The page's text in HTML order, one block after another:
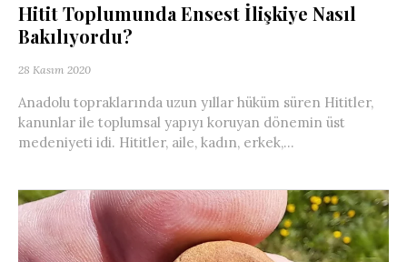
Hitit Toplumunda Ensest İlişkiye Nasıl
Bakılıyordu?
28 Kasım 2020
Anadolu topraklarında uzun yıllar hüküm süren Hititler,
kanunlar ile toplumsal yapıyı koruyan dönemin üst
medeniyeti idi. Hititler, aile, kadın, erkek,...